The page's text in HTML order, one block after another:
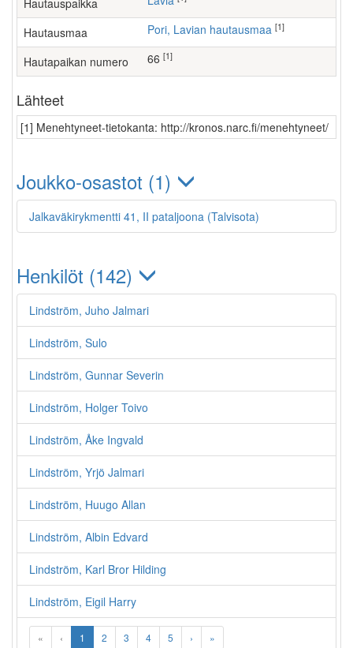
Hautauspaikka
Hautausmaa Pori, Lavian hautausmaa [1]
Hautapaikan numero 66 [1]
Lähteet
[1] Menehtyneet-tietokanta: http://kronos.narc.fi/menehtyneet/
Joukko-osastot (1)
Jalkaväkirykmentti 41, II pataljoona (Talvisota)
Henkilöt (142)
Lindström, Juho Jalmari
Lindström, Sulo
Lindström, Gunnar Severin
Lindström, Holger Toivo
Lindström, Åke Ingvald
Lindström, Yrjö Jalmari
Lindström, Huugo Allan
Lindström, Albin Edvard
Lindström, Karl Bror Hilding
Lindström, Eigil Harry
« ‹ 1 2 3 4 5 › »